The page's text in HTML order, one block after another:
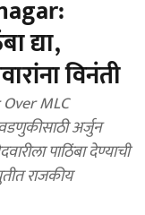
द्या,
विनंती
MLC
अर्जुन
पाठिंबा देण्याची
राजकीय